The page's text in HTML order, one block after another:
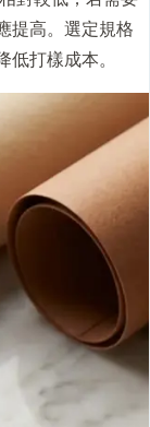
提高。選定規格
打樣成本。